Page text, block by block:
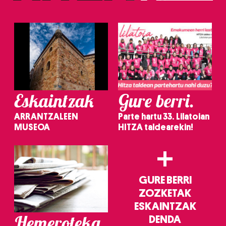
Eskaintzak
ARRANTZALEEN
MUSEOA
Gure berri.
Parte hartu 33. Lilatoian
HITZA taldearekin!
+
GURE BERRI
ZOZKETAK
ESKAINTZAK
DENDA